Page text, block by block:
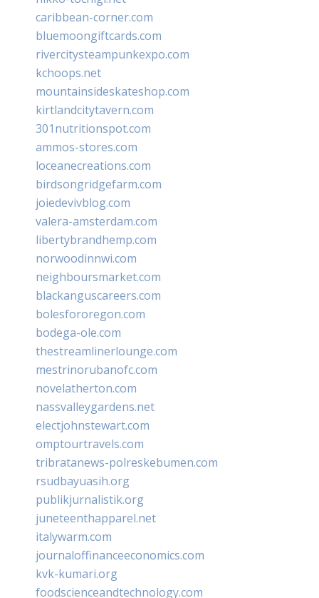
caribbean-corner.com
bluemoongiftcards.com
rivercitysteampunkexpo.com
kchoops.net
mountainsideskateshop.com
kirtlandcitytavern.com
301nutritionspot.com
ammos-stores.com
loceanecreations.com
birdsongridgefarm.com
joiedevivblog.com
valera-amsterdam.com
libertybrandhemp.com
norwoodinnwi.com
neighboursmarket.com
blackanguscareers.com
bolesfororegon.com
bodega-ole.com
thestreamlinerlounge.com
mestrinorubanofc.com
novelatherton.com
nassvalleygardens.net
electjohnstewart.com
omptourtravels.com
tribratanews-polreskebumen.com
rsudbayuasih.org
publikjurnalistik.org
juneteenthapparel.net
italywarm.com
journaloffinanceeconomics.com
kvk-kumari.org
foodscienceandtechnology.com